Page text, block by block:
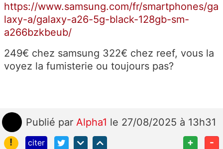
https://www.samsung.com/fr/smartphones/ga
laxy-a/galaxy-a26-5g-black-128gb-sm-
a266bzkbeub/
249€ chez samsung 322€ chez reef, vous la
voyez la fumisterie ou toujours pas?
Publié par Alpha1 le 27/08/2025 à 13h31
!
citer + -